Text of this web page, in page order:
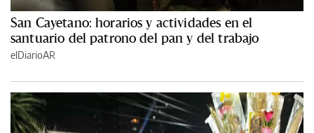
San Cayetano: horarios y actividades en el
santuario del patrono del pan y del trabajo
elDiarioAR